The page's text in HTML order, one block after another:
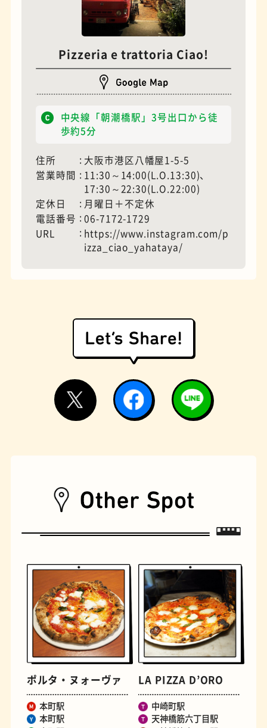
石窯ピザ
モーニング フィギュアショップ
欧風カレー ホテル
オムライス
Pizzeria e trattoria Ciao!
中央線「朝潮橋駅」3号出口から徒
歩約5分
住所
大阪市港区八幡屋1-5-5
営業時間
11:30～14:00(L.O.13:30)、
17:30～22:30(L.O.22:00)
定休日
月曜日＋不定休
電話番号
06-7172-1729
URL
https://www.instagram.com/p
izza_ciao_yahataya/
ポルタ・ヌォーヴァ
本町駅
本町駅
LA PIZZA D’ORO
中崎町駅
天神橋筋六丁目駅